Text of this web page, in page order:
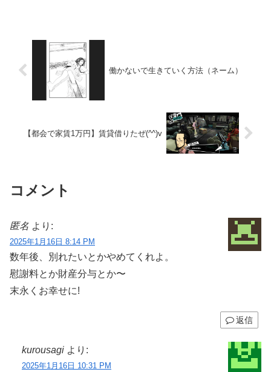
働かないで生きていく方法（ネーム）
【都会で家賃1万円】賃貸借りたぜ(^^)v
コメント
匿名 より:
2025年1月16日 8:14 PM
数年後、別れたいとかやめてくれよ。
慰謝料とか財産分与とか〜
末永くお幸せに!
返信
kurousagi より:
2025年1月16日 10:31 PM